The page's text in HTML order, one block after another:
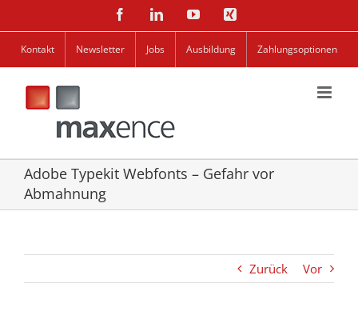
springen
FacebookLinkedInYouTubeXing
Kontakt Newsletter Jobs Ausbildung Zahlungsoptionen
Adobe Typekit Webfonts – Gefahr vor
Abmahnung
Zurück Vor